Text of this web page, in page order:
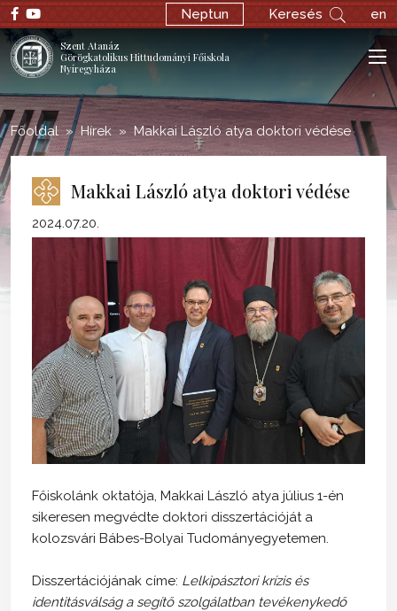
; Neptun Keresés en
Szent Atanáz
Görögkatolikus Hittudományi Főiskola
Nyíregyháza
Főoldal Hírek Makkai László atya doktori védése
Makkai László atya doktori védése
2024.07.20.
Főiskolánk oktatója, Makkai László atya július 1-én
sikeresen megvédte doktori disszertációját a
kolozsvári Bábes-Bolyai Tudományegyetemen.
Disszertációjának címe: Lelkipásztori krízis és
identitásválság a segítő szolgálatban tevékenykedő